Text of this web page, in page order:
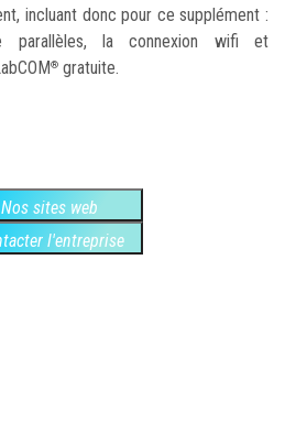
incluant donc pour ce supplément :
parallèles, la connexion wifi et
® gratuite.
Nos sites web
l'entreprise